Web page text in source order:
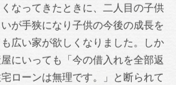
なってきたときに、二人目の子供
が手狭になり子供の今後の成長を
広い家が欲しくなりました。しか
にいっても「今の借入れを全部返
ローンは無理です。」と断られて